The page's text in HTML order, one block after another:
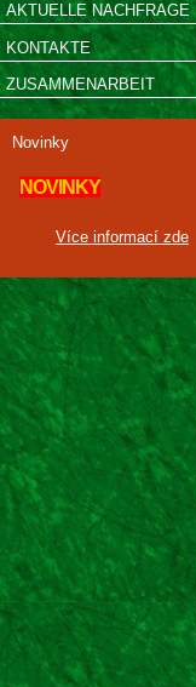
AKTUELLE NACHFRAGE
KONTAKTE
ZUSAMMENARBEIT
Novinky
NOVINKY
Více informací zde